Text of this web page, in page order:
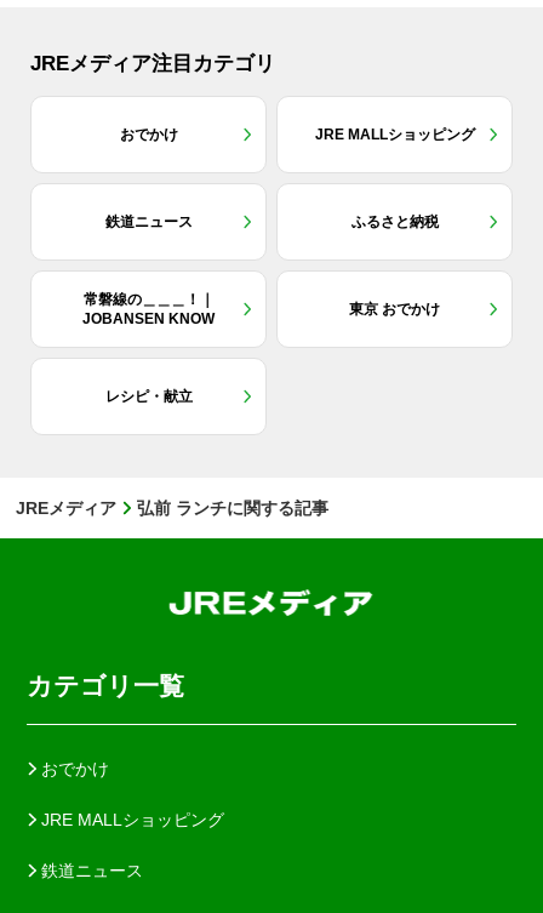
JREメディア注目カテゴリ
おでかけ JRE MALLショッピング
鉄道ニュース ふるさと納税
常磐線の＿＿＿！｜
JOBANSEN KNOW
東京 おでかけ
レシピ・献立
JREメディア 弘前 ランチに関する記事
カテゴリ一覧
おでかけ
JRE MALLショッピング
鉄道ニュース